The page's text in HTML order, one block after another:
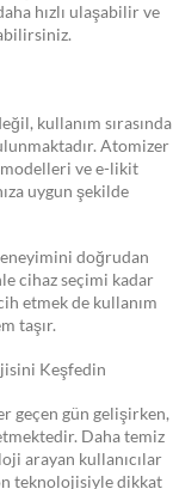
hızlı ulaşabilir ve
kullanım sırasında
Atomizer
ve e-likit
uygun şekilde
doğrudan
cihaz seçimi kadar
etmek de kullanım
taşır.
Keşfedin
geçen gün gelişirken,
Daha temiz
arayan kullanıcılar
teknolojisiyle dikkat